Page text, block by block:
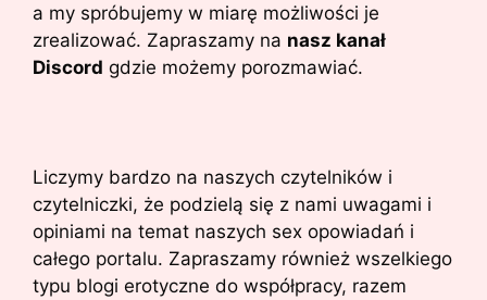
a my spróbujemy w miarę możliwości je
zrealizować. Zapraszamy na nasz kanał
Discord gdzie możemy porozmawiać.
Liczymy bardzo na naszych czytelników i
czytelniczki, że podzielą się z nami uwagami i
opiniami na temat naszych sex opowiadań i
całego portalu. Zapraszamy również wszelkiego
typu blogi erotyczne do współpracy, razem